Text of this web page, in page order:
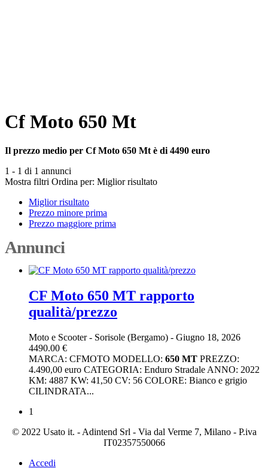
Cf Moto 650 Mt
Il prezzo medio per Cf Moto 650 Mt è di 4490 euro
1 - 1 di 1 annunci
Mostra filtri Ordina per: Miglior risultato
Miglior risultato
Prezzo minore prima
Prezzo maggiore prima
Annunci
CF Moto 650 MT rapporto
qualità/prezzo
Moto e Scooter- Sorisole (Bergamo) - Giugno 18, 2026
4490.00 €
MARCA: CFMOTO MODELLO: 650 MT PREZZO:
4.490,00 euro CATEGORIA: Enduro Stradale ANNO: 2022
KM: 4887 KW: 41,50 CV: 56 COLORE: Bianco e grigio
CILINDRATA...
1
© 2022 Usato it. - Adintend Srl - Via dal Verme 7, Milano - P.iva
IT02357550066
Accedi